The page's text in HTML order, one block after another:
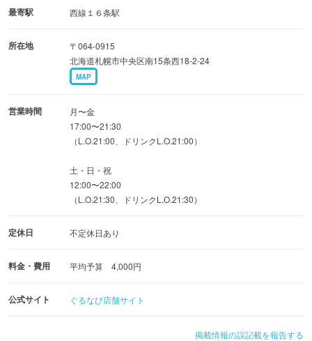
◆宴会・記念日利用にもおススメ！
ご相談頂けます！
お祝い焼肉もご用意！サプライズ対応もお任せください！
最寄駅 西線１６条駅
所在地
〒064-0915
北海道札幌市中央区南15条西18-2-24
MAP
営業時間
月〜金
17:00〜21:30
（L.O.21:00、ドリンクL.O.21:00）
土・日・祝
12:00〜22:00
（L.O.21:30、ドリンクL.O.21:30）
定休日 不定休日あり
料金・費用 平均予算 4,000円
公式サイト ぐるなび店舗サイト
掲載情報の誤記載を報告する